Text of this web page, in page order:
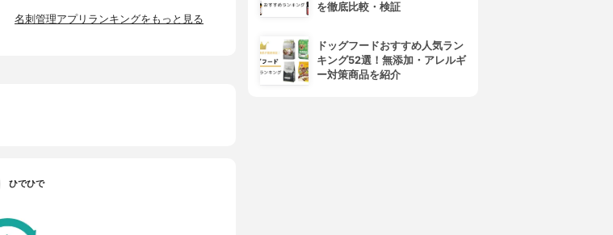
名刺管理アプリランキングをもっと見る
ひでひで
を徹底比較・検証
ドッグフードおすすめ人気ラン
キング52選！無添加・アレルギ
ー対策商品を紹介